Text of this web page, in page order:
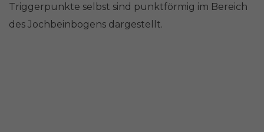
Triggerpunkte selbst sind punktförmig im Bereich
des Jochbeinbogens dargestellt.